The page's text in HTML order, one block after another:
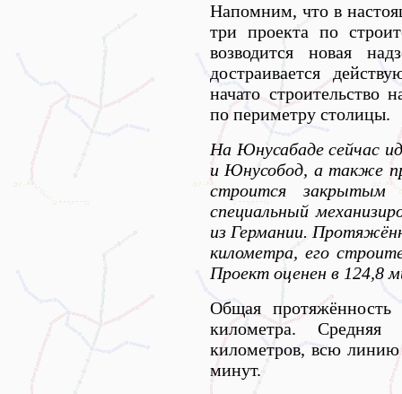
Напомним, что в
три проекта по
возводится новая
достраивается
начато строительство
по периметру столицы.
На Юнусабаде сейчас
и Юнусобод, а также
строится закрытым
специальный
из Германии.
километра, его
Проект оценен в 124,8
Общая протяжённость
километра.
километров, всю линию
минут.